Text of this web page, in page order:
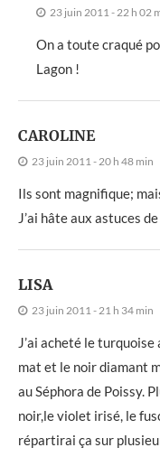
23 juin 2011 - 22 h 02
On a toute craqué
Lagon !
CAROLINE
23 juin 2011 - 20 h 48 min
Ils sont magnifique;
J’ai hâte aux astuces
LISA
23 juin 2011 - 21 h 34 min
J’ai acheté le
mat et le noir diamant
au Séphora de Poissy.
noir,le violet irisé, le
répartirai ça sur